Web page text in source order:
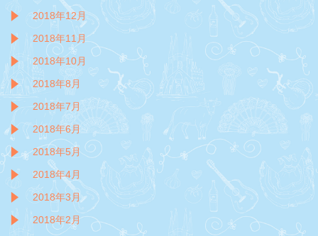
2018年12月
2018年11月
2018年10月
2018年8月
2018年7月
2018年6月
2018年5月
2018年4月
2018年3月
2018年2月